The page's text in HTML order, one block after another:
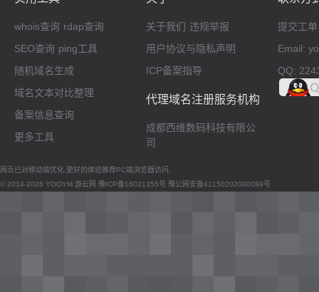
whois查询 rdap查询
SEO查询 ping工具
随机域名生成
域名文本对比整理
备案信息查询
更多工具
关于我们 违规举报
用户协议与隐私声明
ICP备案指导
代理域名注册服务机构
成都西维数码科技有限公
司
提交工单
Email:
QQ:
网页已对移动端优化,更好的体验推荐PC端浏览器访问,
© 2014-2026 YOOYM 游云网 豫ICP备16021355号 豫公网安备41150202000089号